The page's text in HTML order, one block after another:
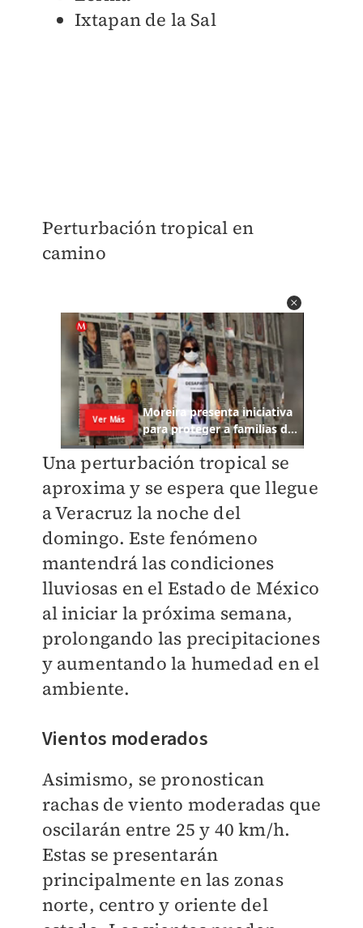
Ixtapan de la Sal
Perturbación tropical en
camino
Una perturbación tropical se
aproxima y se espera que llegue
a Veracruz la noche del
domingo. Este fenómeno
mantendrá las condiciones
lluviosas en el Estado de México
al iniciar la próxima semana,
prolongando las precipitaciones
y aumentando la humedad en el
ambiente.
Vientos moderados
Asimismo, se pronostican
rachas de viento moderadas que
oscilarán entre 25 y 40 km/h.
Estas se presentarán
principalmente en las zonas
norte, centro y oriente del